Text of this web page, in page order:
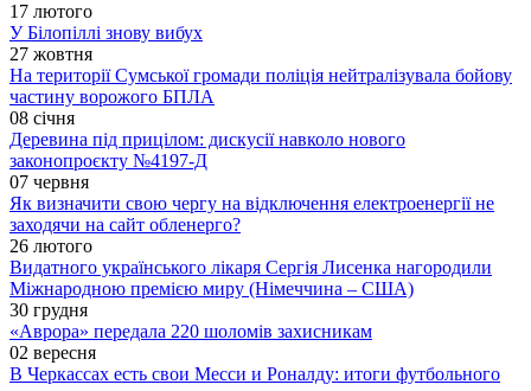
17 лютого
У Білопіллі знову вибух
27 жовтня
На території Сумської громади поліція нейтралізувала бойову
частину ворожого БПЛА
08 січня
Деревина під прицілом: дискусії навколо нового
законопроєкту №4197-Д
07 червня
Як визначити свою чергу на відключення електроенергії не
заходячи на сайт обленерго?
26 лютого
Видатного українського лікаря Сергія Лисенка нагородили
Міжнародною премією миру (Німеччина – США)
30 грудня
«Аврора» передала 220 шоломів захисникам
02 вересня
В Черкассах есть свои Месси и Роналду: итоги футбольного